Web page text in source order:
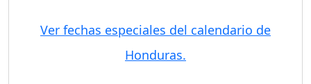
Ver fechas especiales del calendario de
Honduras.